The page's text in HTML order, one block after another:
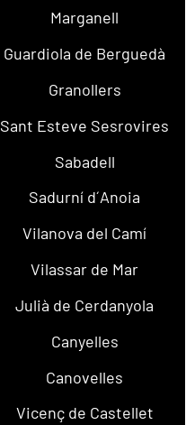
Marganell
Guardiola de Berguedà
Granollers
Sant Esteve Sesrovires
Sabadell
Sadurní d´Anoia
Vilanova del Camí
Vilassar de Mar
Julià de Cerdanyola
Canyelles
Canovelles
Vicenç de Castellet